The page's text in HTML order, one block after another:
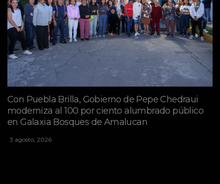
Con Puebla Brilla, Gobierno de Pepe Chedraui
moderniza al 100 por ciento alumbrado público
en Galaxia Bosques de Amalucan
3 agosto, 2026